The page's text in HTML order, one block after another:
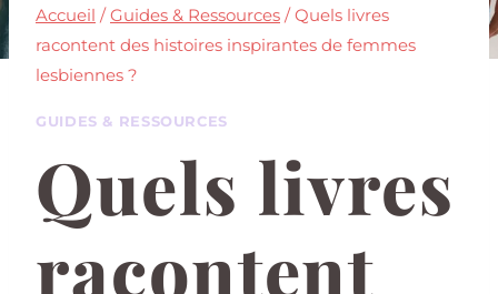
Accueil / Guides & Ressources / Quels livres
racontent des histoires inspirantes de femmes
lesbiennes ?
GUIDES & RESSOURCES
Quels livres
racontent